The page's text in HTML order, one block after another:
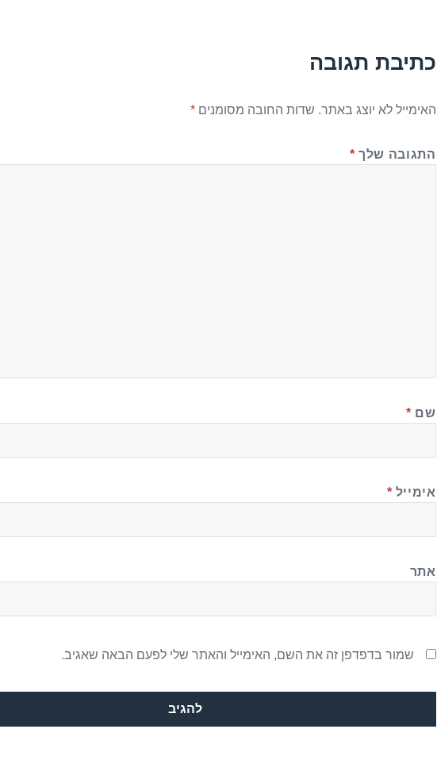
כתיבת תגובה
האימייל לא יוצג באתר. שדות החובה מסומנים*
התגובה שלך *
שם *
אימייל *
אתר
שמור בדפדפן זה את השם, האימייל והאתר שלי לפעם הבאה שאגיב.